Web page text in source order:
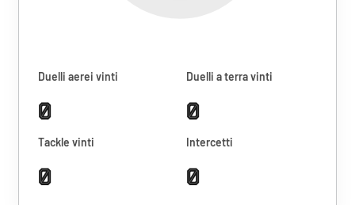
Duelli aerei vinti
0
Duelli a terra vinti
0
Tackle vinti
0
Intercetti
0